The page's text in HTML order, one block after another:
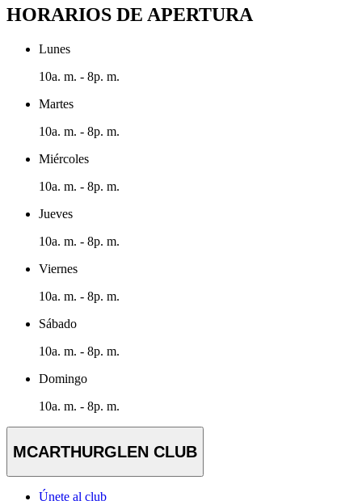
HORARIOS DE APERTURA
Lunes
10a. m. - 8p. m.
Martes
10a. m. - 8p. m.
Miércoles
10a. m. - 8p. m.
Jueves
10a. m. - 8p. m.
Viernes
10a. m. - 8p. m.
Sábado
10a. m. - 8p. m.
Domingo
10a. m. - 8p. m.
MCARTHURGLEN CLUB
Únete al club